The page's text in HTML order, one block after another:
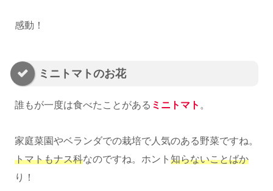
感動！
ミニトマトのお花
誰もが一度は食べたことがある ミニトマト 。
家庭菜園やベランダでの栽培で人気のある野菜ですね。
トマトもナス科なのですね。ホント 知らないことばか
り！